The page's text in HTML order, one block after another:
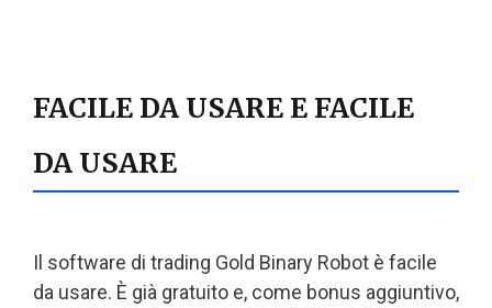
FACILE DA USARE E FACILE
DA USARE
Il software di trading Gold Binary Robot è facile
da usare. È già gratuito e, come bonus aggiuntivo,